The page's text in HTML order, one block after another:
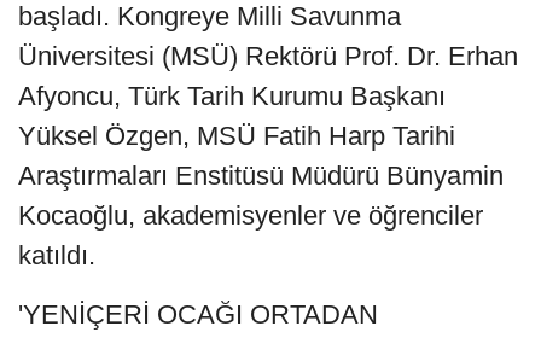
başladı. Kongreye Milli Savunma
Üniversitesi (MSÜ) Rektörü Prof. Dr. Erhan
Afyoncu, Türk Tarih Kurumu Başkanı
Yüksel Özgen, MSÜ Fatih Harp Tarihi
Araştırmaları Enstitüsü Müdürü Bünyamin
Kocaoğlu, akademisyenler ve öğrenciler
katıldı.
'YENİÇERİ OCAĞI ORTADAN